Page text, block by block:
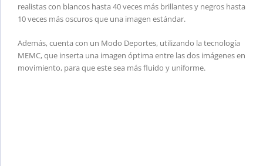
realistas con blancos hasta 40 veces más brillantes y negros hasta
10 veces más oscuros que una imagen estándar.
Además, cuenta con un Modo Deportes, utilizando la tecnología
MEMC, que inserta una imagen óptima entre las dos imágenes en
movimiento, para que este sea más fluido y uniforme.